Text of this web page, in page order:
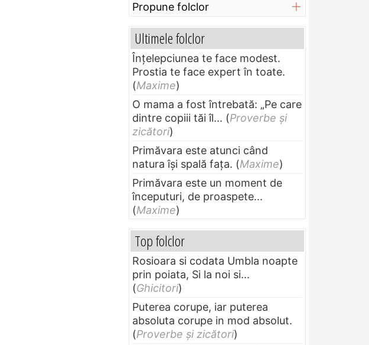
Propune folclor
Ultimele folclor
Înțelepciunea te face modest.
Prostia te face expert în toate.
(Maxime)
O mama a fost întrebată: „Pe care
dintre copiii tăi îl... (Proverbe și
zicători)
Primăvara este atunci când
natura își spală fața. (Maxime)
Primăvara este un moment de
începuturi, de proaspete...
(Maxime)
Top folclor
Rosioara si codata Umbla noapte
prin poiata, Si la noi si...
(Ghicitori)
Puterea corupe, iar puterea
absoluta corupe in mod absolut.
(Proverbe și zicători)